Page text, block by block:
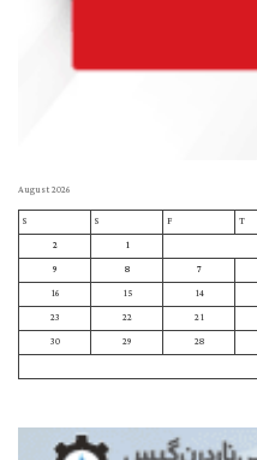
August 2026
T
F
S
S
1
2
7
8
9
14
15
16
21
22
23
28
29
30